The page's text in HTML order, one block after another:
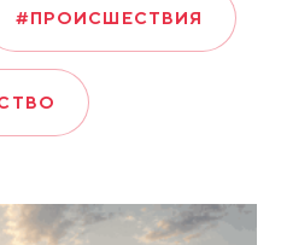
#ПРОИСШЕСТВИЯ